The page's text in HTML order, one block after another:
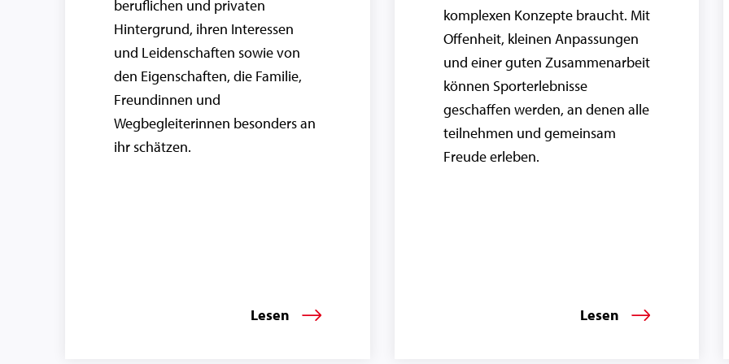
beruflichen und privaten
Hintergrund, ihren Interessen
und Leidenschaften sowie von
den Eigenschaften, die Familie,
Freundinnen und
Wegbegleiterinnen besonders an
ihr schätzen.
Lesen
komplexen Konzepte braucht. Mit
Offenheit, kleinen Anpassungen
und einer guten Zusammenarbeit
können Sporterlebnisse
geschaffen werden, an denen alle
teilnehmen und gemeinsam
Freude erleben.
Lesen